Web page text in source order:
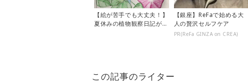
【絵が苦手でも大丈夫！】
夏休みの植物観察日記が上
【銀座】ReFaで始める大
人の贅沢セルフケア
PR(ReFa GINZA on CREA)
この記事のライター